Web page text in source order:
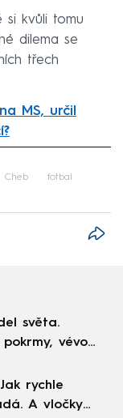
si kvůli tomu
dilema se
třech
MS, určil
Cheb fotbal
světa.
vévodí
rychle
A vločky